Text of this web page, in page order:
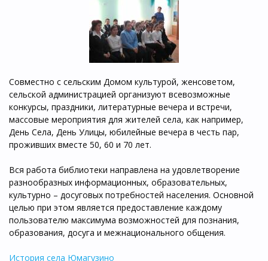
Совместно с сельским Домом культурой, женсоветом,
сельской администрацией организуют всевозможные
конкурсы, праздники, литературные вечера и встречи,
массовые мероприятия для жителей села, как например,
День Села, День Улицы, юбилейные вечера в честь пар,
проживших вместе 50, 60 и 70 лет.
Вся работа библиотеки направлена на удовлетворение
разнообразных информационных, образовательных,
культурно – досуговых потребностей населения. Основной
целью при этом является предоставление каждому
пользователю максимума возможностей для познания,
образования, досуга и межнационального общения.
История села Юмагузино